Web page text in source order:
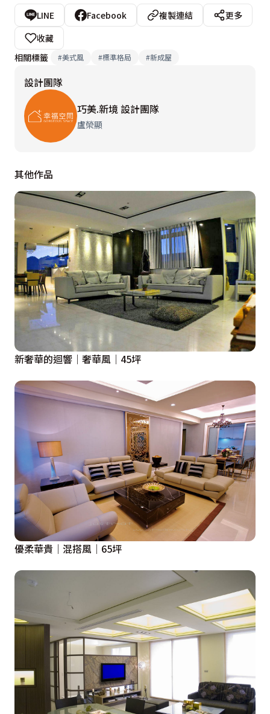
LINE Facebook 複製連結
更多
收藏
相關標籤
#美式風 #標準格局 #新成屋
設計團隊
巧美.新境 設計團隊
盧榮顯
其他作品
新奢華的迴響｜奢華風｜45坪
優柔華貴｜混搭風｜65坪